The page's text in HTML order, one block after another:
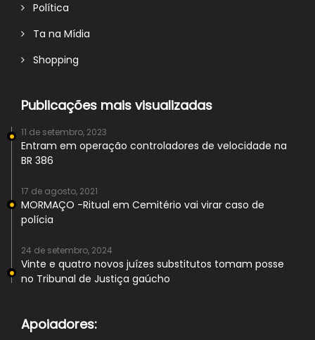
Política
Ta na Mídia
Shopping
Publicações mais visualizadas
11 de setembro, 2023
Entram em operação controladores de velocidade na
BR 386
17 de agosto, 2021
MORMAÇO -Ritual em Cemitério vai virar caso de
polícia
24 de setembro, 2024
Vinte e quatro novos juízes substitutos tomam posse
no Tribunal de Justiça gaúcho
Apoiadores: